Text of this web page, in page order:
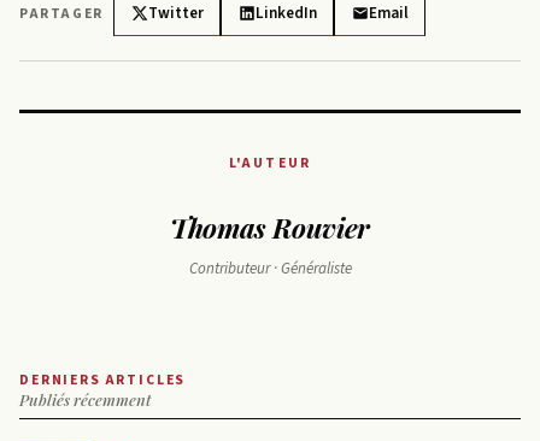
PARTAGER Twitter LinkedIn Email
L'AUTEUR
Thomas Rouvier
Contributeur · Généraliste
DERNIERS ARTICLES
Publiés récemment